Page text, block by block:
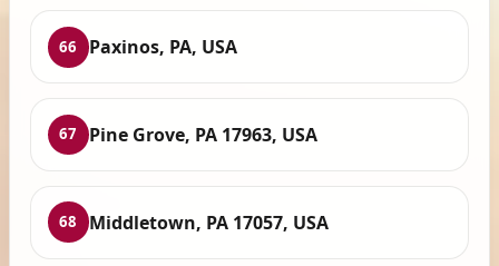
66 Paxinos, PA, USA
67 Pine Grove, PA 17963, USA
68 Middletown, PA 17057, USA